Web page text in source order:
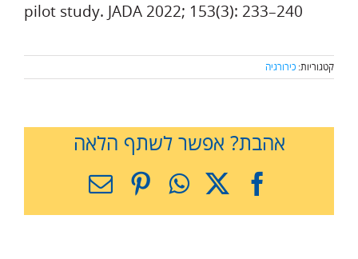
pilot study. JADA 2022; 153(3): 233–240
קטגוריות: כירורגיה
אהבת? אפשר לשתף הלאה
Facebook
X
WhatsApp
Pinterest
כתובת